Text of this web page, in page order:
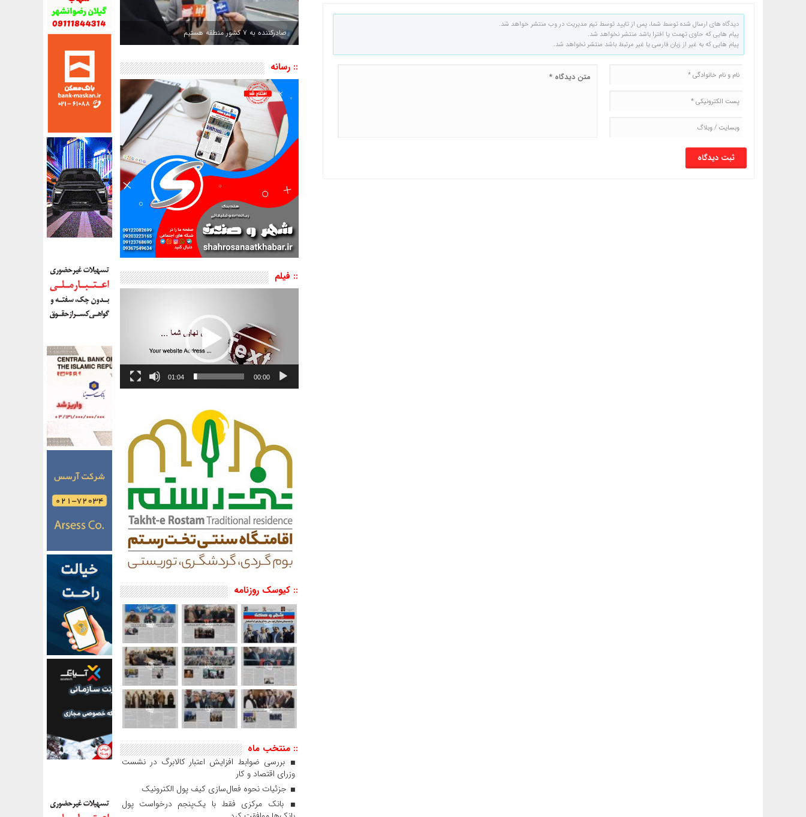
دیدگاه های ارسال شده توسط شما، پس از تایید توسط تیم مدیریت در وب منتشر خواهد شد.
پیام هایی که حاوی تهمت یا افترا باشد منتشر نخواهد شد.
پیام هایی که به غیر از زبان فارسی یا غیر مرتبط باشد منتشر نخواهد شد.
صادرکننده به ۷ کشور منطقه هستیم
:: رسانه
:: فیلم
نمایشگر
00:00
01:04
:: کیوسک روزنامه
:: منتخب ماه
بررسی ضوابط افزایش اعتبار کالابرگ در نشست
وزرای اقتصاد و کار
جزئیات نحوه فعال‌سازی کیف پول الکترونیک
بانک مرکزی فقط با یک‌‎پنجم درخواست پول